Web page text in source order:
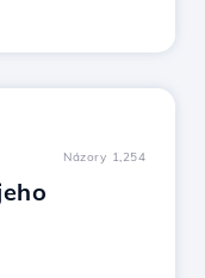
Názory 1,254